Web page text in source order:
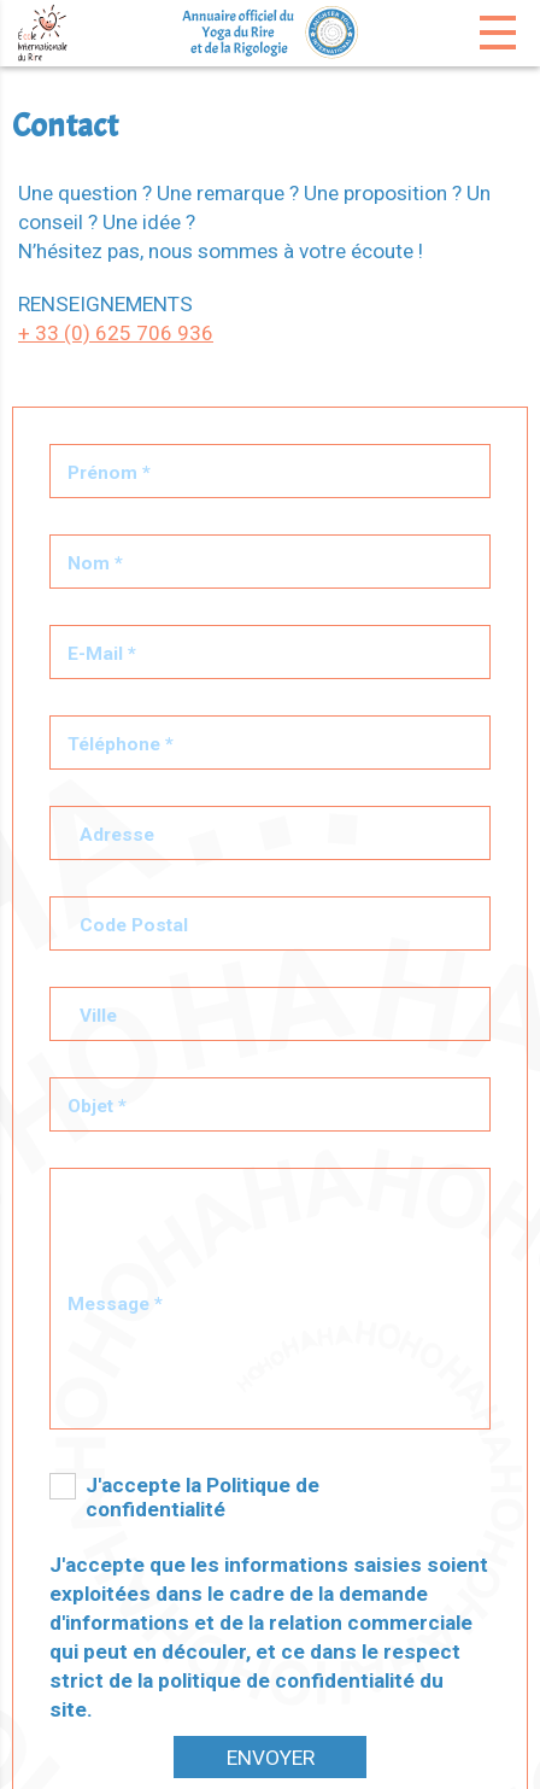
Contact
Une question ? Une remarque ? Une proposition ? Un
conseil ? Une idée ?
N’hésitez pas, nous sommes à votre écoute !
RENSEIGNEMENTS
+ 33 (0) 625 706 936
Prénom *
Nom *
E-Mail *
Téléphone *
Adresse
Code Postal
Ville
Objet *
Message *
J'accepte la Politique de
confidentialité
J'accepte que les informations saisies soient
exploitées dans le cadre de la demande
d'informations et de la relation commerciale
qui peut en découler, et ce dans le respect
strict de la politique de confidentialité du
site.
ENVOYER